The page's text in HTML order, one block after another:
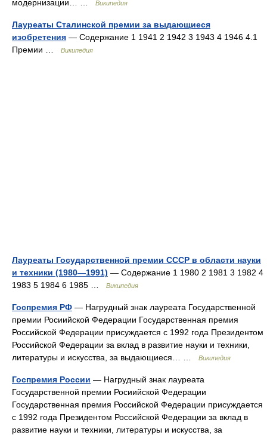
модернизации… … Википедия
Лауреаты Сталинской премии за выдающиеся
изобретения — Содержание 1 1941 2 1942 3 1943 4 1946 4.1
Премии …
Википедия
Лауреаты Государственной премии СССР в области науки
и техники (1980—1991) — Содержание 1 1980 2 1981 3 1982 4
1983 5 1984 6 1985 …
Википедия
Госпремия РФ — Нагрудный знак лауреата Государственной
премии Росиийской Федерации Государственная премия
Российской Федерации присуждается с 1992 года Президентом
Российской Федерации за вклад в развитие науки и техники,
литературы и искусства, за выдающиеся… …
Википедия
Госпремия России — Нагрудный знак лауреата
Государственной премии Росиийской Федерации
Государственная премия Российской Федерации присуждается
с 1992 года Президентом Российской Федерации за вклад в
развитие науки и техники, литературы и искусства, за